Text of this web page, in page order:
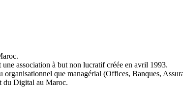
association à but non lucratif créée en avril 1993.
organisationnel que managérial (Offices, Banques,
du Digital au Maroc.